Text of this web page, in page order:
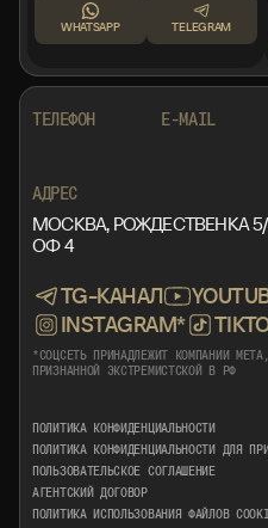
WHATSAPP TELEGRAM
ТЕЛЕФОН E-MAIL
АДРЕС
МОСКВА, РОЖДЕСТВЕНКА 5/
ОФ 4
TG-КАНАЛ
INSTAGRAM*
*СОЦСЕТЬ ПРИНАДЛЕЖИТ КОМПАНИИ META,
ПРИЗНАННОЙ ЭКСТРЕМИСТСКОЙ В РФ
ПОЛИТИКА КОНФИДЕНЦИАЛЬНОСТИ
ПОЛИТИКА КОНФИДЕНЦИАЛЬНОСТИ ДЛЯ
ПОЛЬЗОВАТЕЛЬСКОЕ СОГЛАШЕНИЕ
АГЕНТСКИЙ ДОГОВОР
ПОЛИТИКА ИСПОЛЬЗОВАНИЯ ФАЙЛОВ